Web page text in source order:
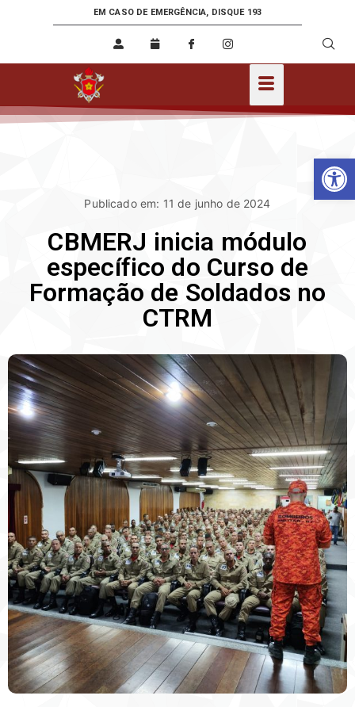
EM CASO DE EMERGÊNCIA, DISQUE 193
Publicado em: 11 de junho de 2024
CBMERJ inicia módulo
específico do Curso de
Formação de Soldados no
CTRM